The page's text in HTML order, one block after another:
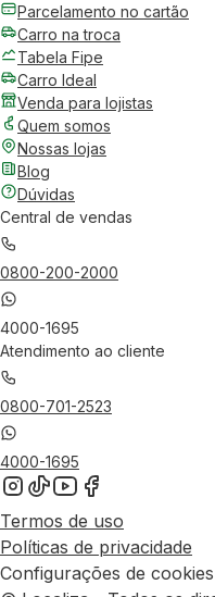
Parcelamento no cartão
Carro na troca
Tabela Fipe
Carro Ideal
Venda para lojistas
Quem somos
Nossas lojas
Blog
Dúvidas
Central de vendas
0800-200-2000
4000-1695
Atendimento ao cliente
0800-701-2523
4000-1695
Termos de uso
Políticas de privacidade
Configurações de cookies